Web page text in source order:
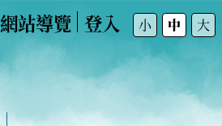
網站導覽 登入 小 中 大